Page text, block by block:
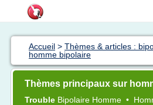
Accueil > Thèmes & articles :
homme bipolaire
Thèmes principaux sur
Trouble Bipolaire Homme •